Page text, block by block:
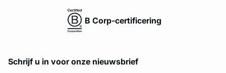
B Corp-certificering
Schrijf u in voor onze nieuwsbrief